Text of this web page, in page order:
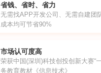
省钱、省时、省力
无需找APP开发公司、无需自建团
成本均可节省90%
市场认可度高
荣获中国(深圳)科技创投创新大赛“
务教育教材《信息技术》